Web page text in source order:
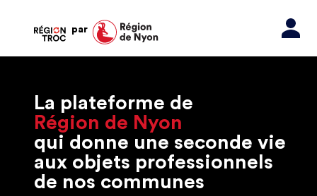
par
La plateforme de
Région de Nyon
qui donne une seconde vie
aux objets professionnels
de nos communes